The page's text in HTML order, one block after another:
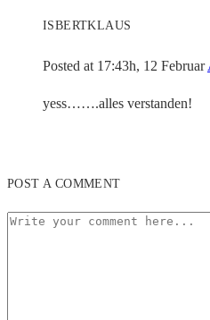
ISBERTKLAUS
Posted at 17:43h, 12 Februar
yess…….alles verstanden!
POST A COMMENT